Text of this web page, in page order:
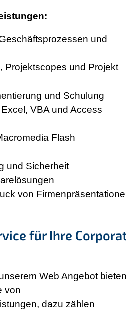
und
Projektscopes und Projekt
und Schulung
VBA und Access
Flash
und Sicherheit
von
für Ihre
Web Angebot
von
dazu zählen